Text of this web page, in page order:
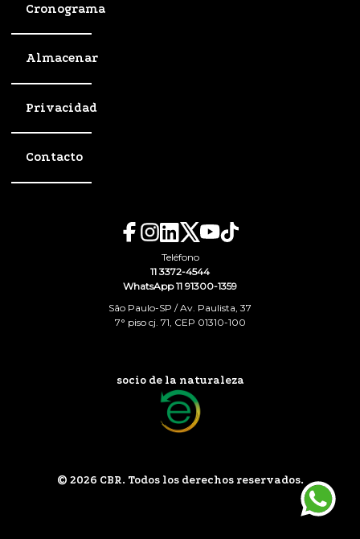
Cronograma
Almacenar
Privacidad
Contacto
Teléfono
11 3372-4544
WhatsApp 11 91300-1359
São Paulo-SP / Av. Paulista, 37
7° piso cj. 71, CEP 01310-100
socio de la naturaleza
© 2026 CBR. Todos los derechos reservados.